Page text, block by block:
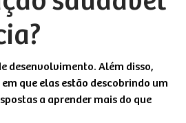
desenvolvimento. Além disso,
que elas estão descobrindo um
a aprender mais do que